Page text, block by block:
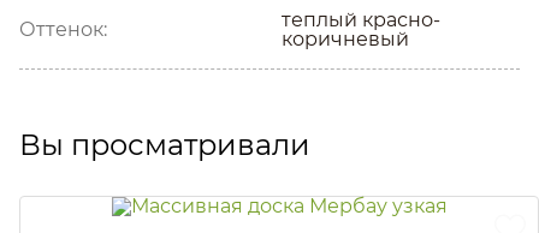
Оттенок:
теплый красно-
коричневый
Вы просматривали